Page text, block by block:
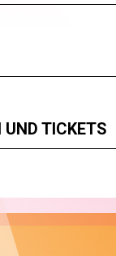
UND TICKETS